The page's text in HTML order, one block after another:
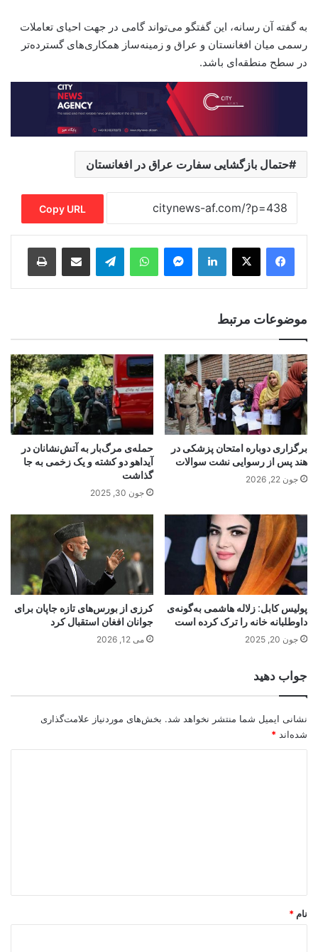
به گفته آن رسانه، این گفتگو می‌تواند گامی در جهت احیای تعاملات
رسمی میان افغانستان و عراق و زمینه‌ساز همکاری‌های گسترده‌تر
در سطح منطقه‌ای باشد.
حتمال بازگشایی سفارت عراق در افغانستان
Copy URL
LinkedIn
Messenger
WhatsApp
Telegram
Share via Email
Print
موضوعات مرتبط
برگزاری دوباره امتحان پزشکی در
هند پس از رسوایی نشت سوالات
جون 22, 2026
حمله‌ی مرگ‌بار به آتش‌نشانان در
آیداهو دو کشته و یک زخمی به جا
گذاشت
جون 30, 2025
پولیس کابل: زلاله هاشمی به‌گونه‌ی
داوطلبانه خانه را ترک کرده است
جون 20, 2025
کرزی از بورس‌های تازه جاپان برای
جوانان افغان استقبال کرد
می 12, 2026
جواب دهید
نشانی ایمیل شما منتشر نخواهد شد. بخش‌های موردنیاز علامت‌گذاری
شده‌اند *
نام *